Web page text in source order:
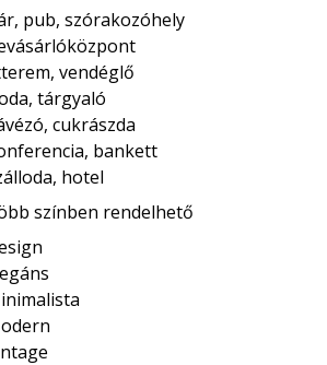
pub, szórakozóhely
vendéglő
tárgyaló
cukrászda
bankett
hotel
színben rendelhető